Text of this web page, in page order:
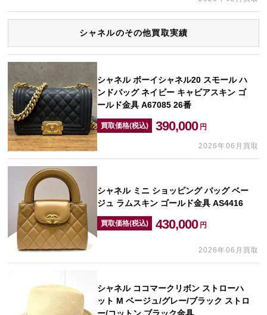
シャネルのその他買取実績
シャネル ボーイシャネル20 スモール ハ
ンドバッグ ネイビー キャビアスキン ゴ
ールド金具 A67085 26番
買取価格(税込) 390,000 円
2026年06月買取
シャネル ミニ ショッピング バッグ ベー
ジュ ラムスキン ゴールド金具 AS4416
買取価格(税込) 430,000 円
2026年06月買取
シャネル ココマークリボン ストローハ
ット M ベージュ/グレー/ブラック ストロ